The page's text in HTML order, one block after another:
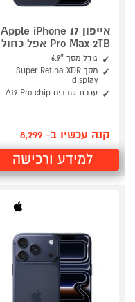
אייפון Apple iPhone 17
Pro Max 2TB אפל כחול
גודל מסך 6.9″
מסך Super Retina XDR
display
ערכת שבבים A19 Pro chip
קנה עכשיו ב- 8,299
למידע ורכישה